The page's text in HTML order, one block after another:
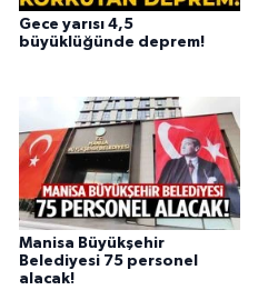
Gece yarısı 4,5
büyüklüğünde deprem!
Manisa Büyükşehir
Belediyesi 75 personel
alacak!